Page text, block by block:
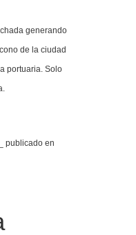
generando
de la ciudad
portuaria. Solo
publicado en